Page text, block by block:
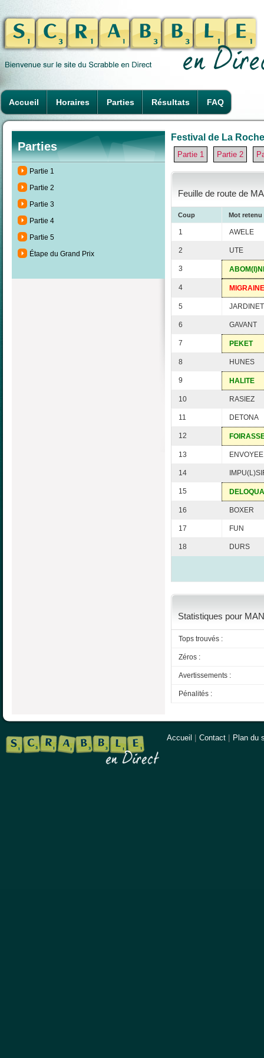
Accueil Horaires Parties Résultats FAQ
Parties
Partie 1
Partie 2
Partie 3
Partie 4
Partie 5
Étape du Grand Prix
Festival de La
Partie 1 Partie 2
Feuille de route de
Coup Mot retenu
1 AWELE
2 UTE
3
4 MIGRAINE
5 JARDINET
6 GAVANT
7 PEKET
8 HUNES
9 HALITE
10 RASIEZ
11 DETONA
12
13 ENVOYEE
14
15
16 BOXER
17 FUN
18 DURS
Statistiques pour
Tops trouvés :
Zéros :
Avertissements :
Pénalités :
Accueil Contact Plan du